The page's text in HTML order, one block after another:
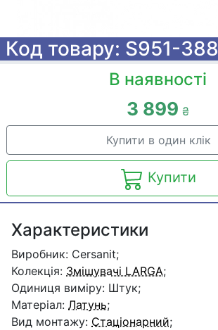
Код товару: S951-388
В наявності
3 899 ₴
Купити в один клік
Купити
Характеристики
Виробник: Cersanit;
Колекція: Змішувачі LARGA;
Одиниця виміру: Штук;
Матеріал: Латунь;
Вид монтажу: Стаціонарний;